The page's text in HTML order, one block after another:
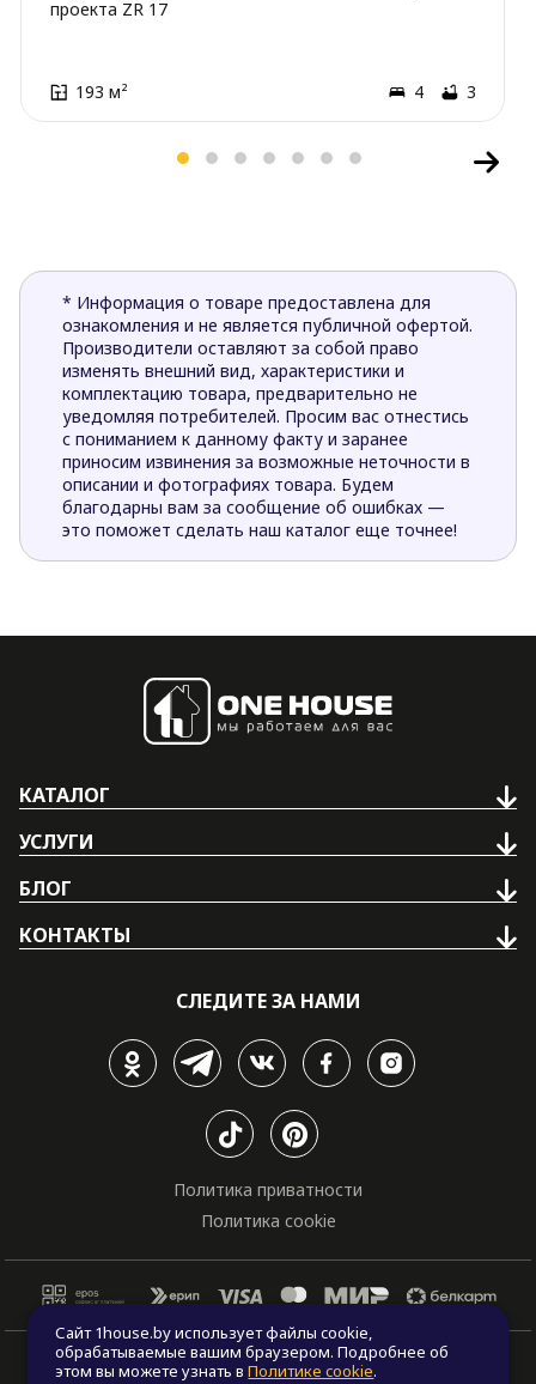
проекта ZR 17
193 м² 4 3
* Информация о товаре предоставлена для
ознакомления и не является публичной офертой.
Производители оставляют за собой право
изменять внешний вид, характеристики и
комплектацию товара, предварительно не
уведомляя потребителей. Просим вас отнестись
с пониманием к данному факту и заранее
приносим извинения за возможные неточности в
описании и фотографиях товара. Будем
благодарны вам за сообщение об ошибках —
это поможет сделать наш каталог еще точнее!
КАТАЛОГ
УСЛУГИ
БЛОГ
КОНТАКТЫ
СЛЕДИТЕ ЗА НАМИ
Политика приватности
Политика cookie
© Все права защищены. "One house", 2011 - 2026
Сайт 1house.by использует файлы cookie,
обрабатываемые вашим браузером. Подробнее об
этом вы можете узнать вПолитике cookie.